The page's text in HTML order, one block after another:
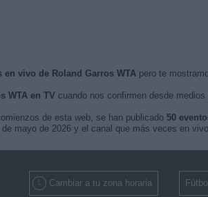
en vivo de Roland Garros WTApero te
WTA en TV cuando nos confirmen desde
de esta web, se han publicado 50
mayo de 2026 y el canal que más veces en
Cambiar a tu zona horaria